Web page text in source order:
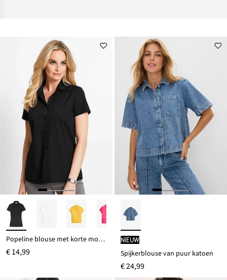
Popeline blouse met korte mouwen
€ 14,99
Nieuw
Spijkerblouse van puur katoen
€ 24,99